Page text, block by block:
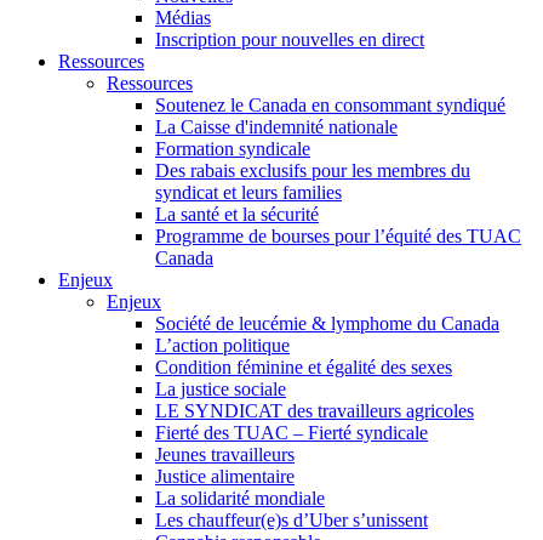
Médias
Inscription pour nouvelles en direct
Ressources
Ressources
Soutenez le Canada en consommant syndiqué
La Caisse d'indemnité nationale
Formation syndicale
Des rabais exclusifs pour les membres du
syndicat et leurs families
La santé et la sécurité
Programme de bourses pour l’équité des TUAC
Canada
Enjeux
Enjeux
Société de leucémie & lymphome du Canada
L’action politique
Condition féminine et égalité des sexes
La justice sociale
LE SYNDICAT des travailleurs agricoles
Fierté des TUAC – Fierté syndicale
Jeunes travailleurs
Justice alimentaire
La solidarité mondiale
Les chauffeur(e)s d’Uber s’unissent